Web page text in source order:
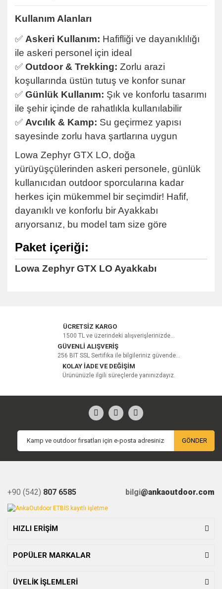
Kullanım Alanları
✅ Askeri Kullanım: Hafifliği ve dayanıklılığı
ile askeri personel için ideal
✅ Outdoor & Trekking: Zorlu arazi
koşullarında üstün tutuş ve konfor sunar
✅ Günlük Kullanım: Şık ve konforlu tasarımı
ile şehir içinde de rahatlıkla kullanılabilir
✅ Avcılık & Kamp: Su geçirmez yapısı
sayesinde zorlu hava şartlarına uygun
Lowa Zephyr GTX LO, doğa
yürüyüşçülerinden askeri personele, günlük
kullanıcıdan outdoor sporcularına kadar
herkes için mükemmel bir seçimdir! Hafif,
dayanıklı ve konforlu bir Ayakkabı
arıyorsanız, bu model tam size göre
Paket içeriği:
Lowa Zephyr GTX LO Ayakkabı
Bu ürüne ilk yorumu siz yapın!
Yorum Yaz
ÜCRETSİZ KARGO
1500 TL ve üzerindeki alışverişlerinizde...
GÜVENLİ ALIŞVERİŞ
256 BIT SSL Sertifika ile bilgileriniz güvende...
KOLAY İADE VE DEĞİŞİM
Ürününüzle ilgili süreçlerde yanınızdayız.
GÖNDER
+90 (542) 807 6585 bilgi@ankaoutdoor.com
HIZLI ERİŞİM
POPÜLER MARKALAR
ÜYELİK İŞLEMLERİ